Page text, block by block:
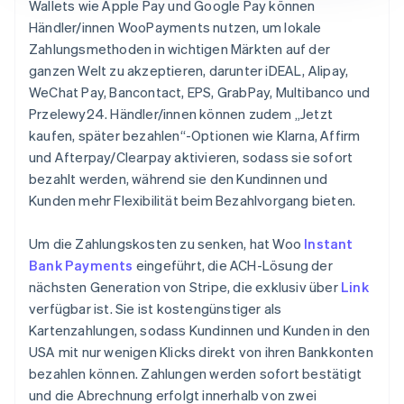
Wallets wie Apple Pay und Google Pay können
Händler/innen WooPayments nutzen, um lokale
Zahlungsmethoden in wichtigen Märkten auf der
ganzen Welt zu akzeptieren, darunter iDEAL, Alipay,
WeChat Pay, Bancontact, EPS, GrabPay, Multibanco und
Przelewy24. Händler/innen können zudem „Jetzt
kaufen, später bezahlen“-Optionen wie Klarna, Affirm
und Afterpay/Clearpay aktivieren, sodass sie sofort
bezahlt werden, während sie den Kundinnen und
Kunden mehr Flexibilität beim Bezahlvorgang bieten.
Um die Zahlungskosten zu senken, hat Woo Instant
Bank Payments eingeführt, die ACH-Lösung der
nächsten Generation von Stripe, die exklusiv über Link
verfügbar ist. Sie ist kostengünstiger als
Kartenzahlungen, sodass Kundinnen und Kunden in den
USA mit nur wenigen Klicks direkt von ihren Bankkonten
bezahlen können. Zahlungen werden sofort bestätigt
und die Abrechnung erfolgt innerhalb von zwei